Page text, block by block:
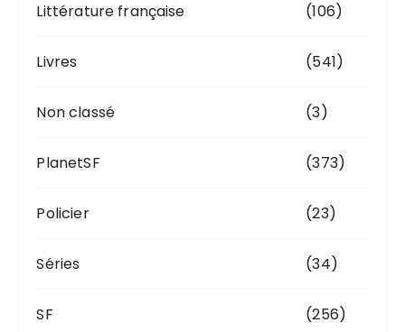
Littérature française (106)
Livres (541)
Non classé (3)
PlanetSF (373)
Policier (23)
Séries (34)
SF (256)